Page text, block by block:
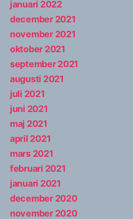
januari 2022
december 2021
november 2021
oktober 2021
september 2021
augusti 2021
juli 2021
juni 2021
maj 2021
april 2021
mars 2021
februari 2021
januari 2021
december 2020
november 2020